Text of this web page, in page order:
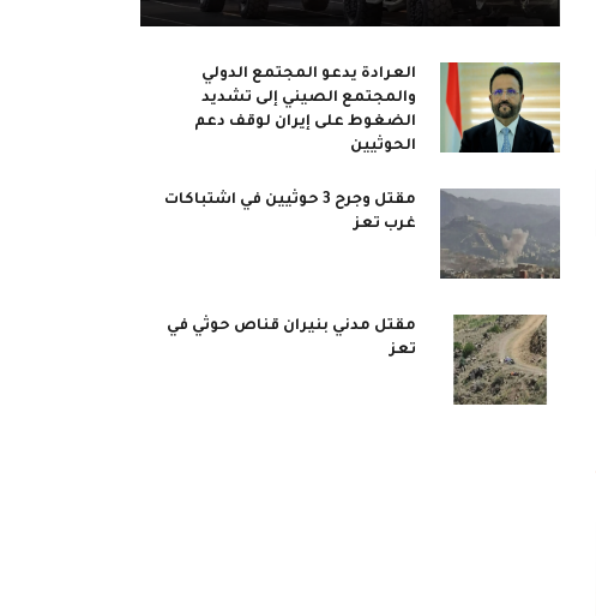
العرادة يدعو المجتمع الدولي
والمجتمع الصيني إلى تشديد
الضغوط على إيران لوقف دعم
الحوثيين
مقتل وجرح 3 حوثيين في اشتباكات
غرب تعز
مقتل مدني بنيران قناص حوثي في
تعز